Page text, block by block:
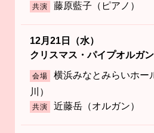
共演 藤原藍子（ピアノ）
12月21日（水）
クリスマス・パイプオルガ
会場
横浜みなとみらいホー
川）
共演 近藤岳（オルガン）